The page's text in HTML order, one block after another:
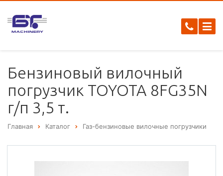
Бензиновый вилочный
погрузчик TOYOTA 8FG35N
г/п 3,5 т.
Главная Каталог Газ-бензиновые вилочные погрузчики